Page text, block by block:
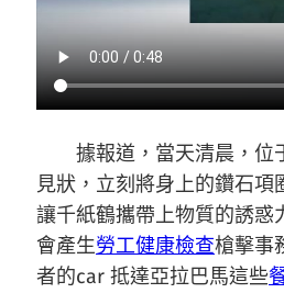
據報道，當天清晨，位
見狀，立刻將身上的鑽石項
讓千紙鶴攜帶上物質的誘惑
會產生勞工健康檢查槍擊事
者的car 抵達亞拉巴馬這些